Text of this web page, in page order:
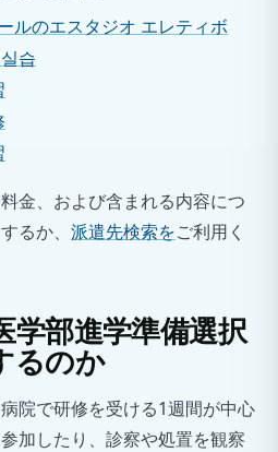
ルのエスタジオ エレティボ
습
金、および含まれる内容につ
るか、 派遣先検索をご利用く
学部進学準備選択
るのか
院で研修を受ける1週間が中心
加したり、診察や処置を観察